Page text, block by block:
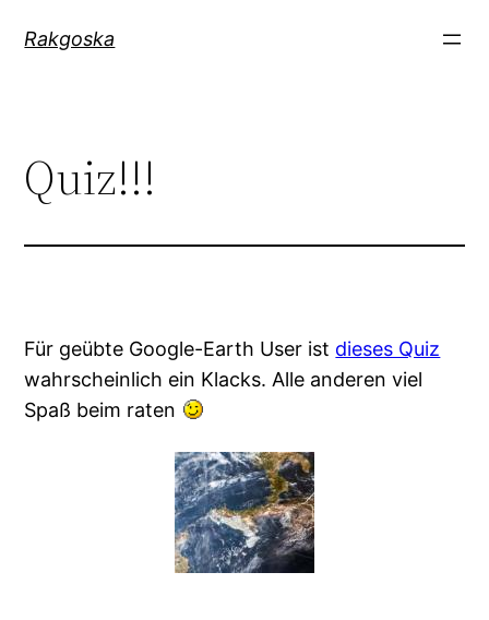
InhaltRakgoska
Quiz!!!
Für geübte Google-Earth User ist dieses Quiz
wahrscheinlich ein Klacks. Alle anderen viel
Spaß beim raten